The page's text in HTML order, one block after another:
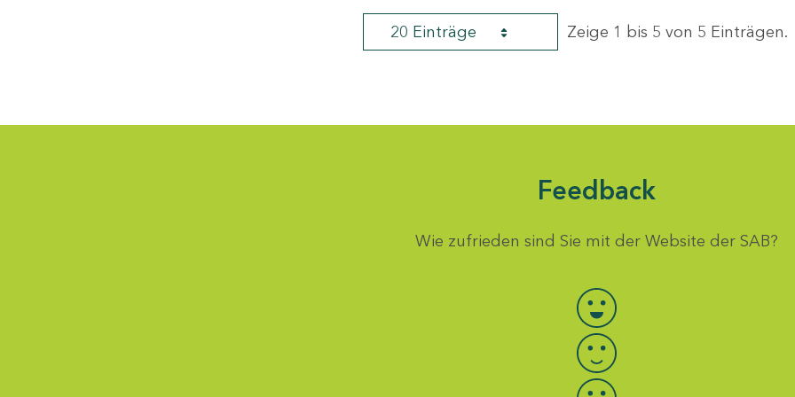
20 Einträge Zeige 1 bis 5 von 5 Einträgen.
Feedback
Wie zufrieden sind Sie mit der Website der SAB?
Bewertung auswählen